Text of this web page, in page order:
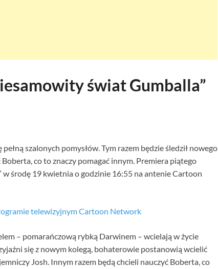
świat Gumballa”
szalonych pomysłów. Tym razem będzie śledził nowego
co to znaczy pomagać innym. Premiera piątego
środę 19 kwietnia o godzinie 16:55 na antenie Cartoon
telewizyjnym Cartoon Network
– pomarańczową rybką Darwinem – wcielają w życie
się z nowym kolegą, bohaterowie postanowią wcielić
Josh. Innym razem będą chcieli nauczyć Boberta, co